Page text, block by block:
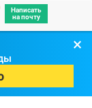
Написать
на почту
×